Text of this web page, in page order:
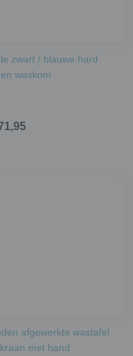
zwart / blauwe hard
waskom
afgewerkte wastafel
met hand